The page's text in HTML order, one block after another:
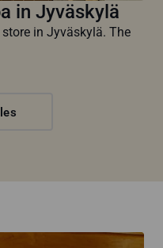
in Jyväskylä
in Jyväskylä. The